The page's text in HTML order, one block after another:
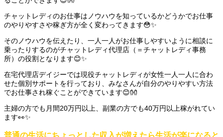
チャットレディのお仕事はノウハウを知っているかどうかでお仕事
のやりやすさや稼ぎ方が全く変わってきます😳✨
そのノウハウを伝えたり、一人一人がお仕事しやすいように相談に
乗ったりするのがチャットレディ代理店（＝チャットレディ事務
所）の役割となります😊✨
在宅代理店デイジーでは現役チャットレディが女性一人一人に合わ
せた個別サポートを行っており、みなさんが自分のやりやすい方法
でお仕事され稼ぐことができています😊👐
主婦の方でも月間20万円以上、副業の方でも40万円以上稼がれてい
ます👀✨
普通の生活にちょっとした収入が増えたら生活が楽になると